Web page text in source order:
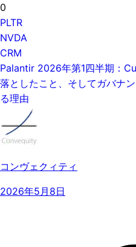
0
PLTR
NVDA
CRM
Palantir 2026年第1四半期：
落としたこと、そしてガバナ
る理由
コンヴェクィティ
2026年5月8日